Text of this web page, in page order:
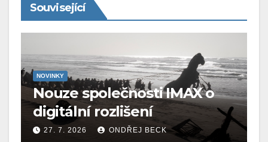
Související
NOVINKY
Nouze společnosti IMAX o
digitální rozlišení
27. 7. 2026 ONDŘEJ BECK